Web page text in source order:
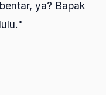
ya? Bapak